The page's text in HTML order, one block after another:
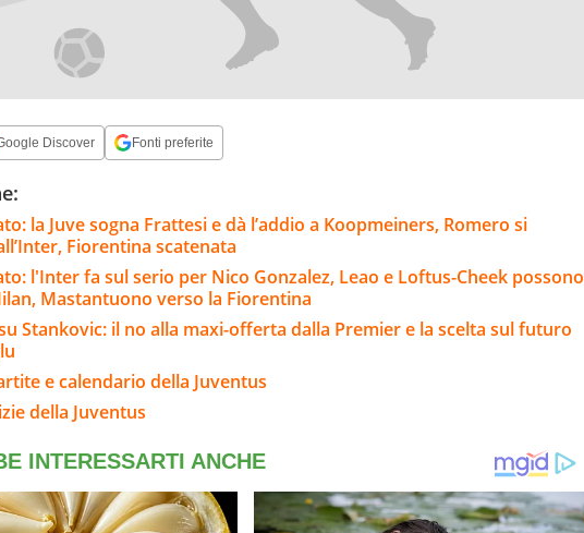
Discover Fonti preferite
la Juve sogna Frattesi e dà l’addio a Koopmeiners, Romero si
Fiorentina scatenata
l'Inter fa sul serio per Nico Gonzalez, Leao e Loftus-Cheek possono
Mastantuono verso la Fiorentina
Stankovic: il no alla maxi-offerta dalla Premier e la scelta sul futuro
e calendario della Juventus
della Juventus